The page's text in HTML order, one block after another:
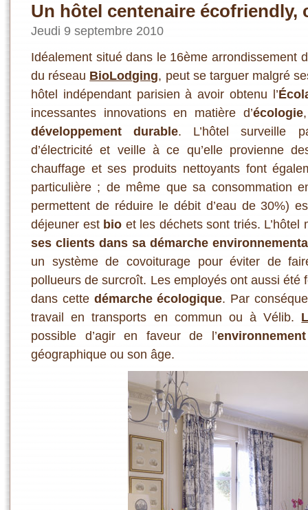
Un hôtel centenaire écofriendly,
Jeudi 9 septembre 2010
Idéalement situé dans le 16ème arrondissement
du réseau BioLodging, peut se targuer malgré
hôtel indépendant parisien à avoir obtenu l’
incessantes innovations en matière d’écologie
développement durable. L’hôtel surveille
d’électricité et veille à ce qu’elle provienne
chauffage et ses produits nettoyants font
particulière ; de même que sa consommation
permettent de réduire le débit d’eau de 30%)
déjeuner est bio et les déchets sont triés. L’hôtel
ses clients dans sa démarche
un système de covoiturage pour éviter de
pollueurs de surcroît. Les employés ont aussi été
dans cette démarche écologique. Par
travail en transports en commun ou à Vélib.
possible d’agir en faveur de l’environnement
géographique ou son âge.